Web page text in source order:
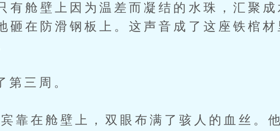
有舱壁上因为温差而凝结的水珠，汇聚成
砸在防滑钢板上。这声音成了这座铁棺材
三周。
舱壁上，双眼布满了骇人的血丝。